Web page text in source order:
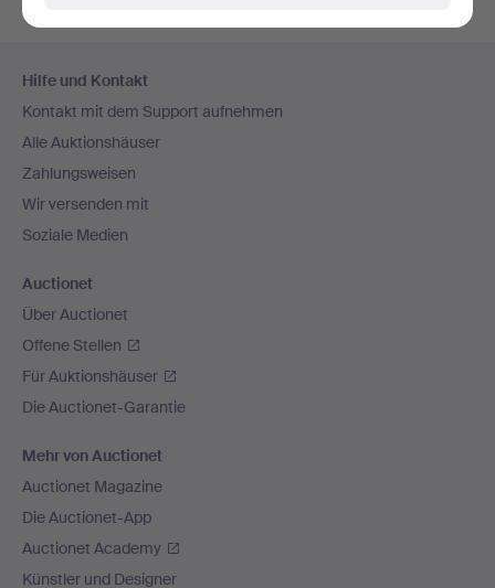
Navigation
Hilfe und Kontakt
Kontakt mit dem Support aufnehmen
Alle Auktionshäuser
Zahlungsweisen
Wir versenden mit
Soziale Medien
Auctionet
Über Auctionet
Offene Stellen
Für Auktionshäuser
Die Auctionet-Garantie
Mehr von Auctionet
Auctionet Magazine
Die Auctionet-App
Auctionet Academy
Künstler und Designer